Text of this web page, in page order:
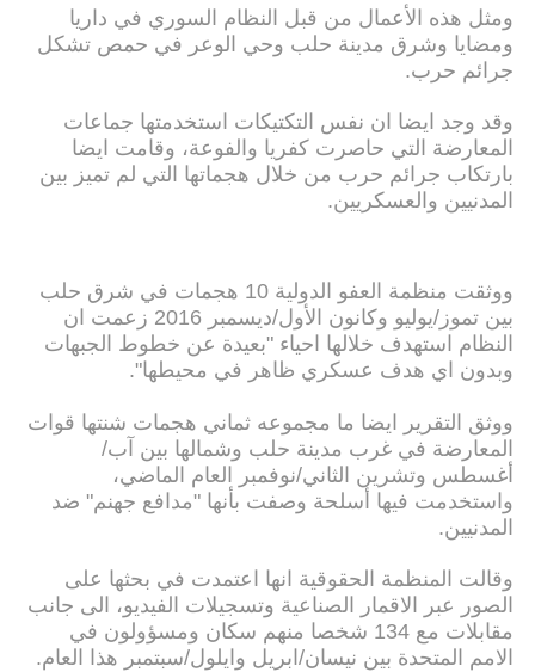
ومثل هذه الأعمال من قبل النظام السوري في داريا
ومضايا وشرق مدينة حلب وحي الوعر في حمص تشكل
جرائم حرب.
وقد وجد ايضا ان نفس التكتيكات استخدمتها جماعات
المعارضة التي حاصرت كفريا والفوعة، وقامت ايضا
بارتكاب جرائم حرب من خلال هجماتها التي لم تميز بين
المدنيين والعسكريين.
ووثقت منظمة العفو الدولية 10 هجمات في شرق حلب
بين تموز/يوليو وكانون الأول/ديسمبر 2016 زعمت ان
النظام استهدف خلالها احياء "بعيدة عن خطوط الجبهات
وبدون اي هدف عسكري ظاهر في محيطها".
ووثق التقرير ايضا ما مجموعه ثماني هجمات شنتها قوات
المعارضة في غرب مدينة حلب وشمالها بين آب/
أغسطس وتشرين الثاني/نوفمبر العام الماضي،
واستخدمت فيها أسلحة وصفت بأنها "مدافع جهنم" ضد
المدنيين.
وقالت المنظمة الحقوقية انها اعتمدت في بحثها على
الصور عبر الاقمار الصناعية وتسجيلات الفيديو، الى جانب
مقابلات مع 134 شخصا منهم سكان ومسؤولون في
الامم المتحدة بين نيسان/ابريل وايلول/سبتمبر هذا العام.